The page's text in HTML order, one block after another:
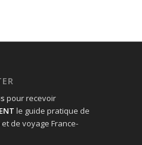
pour recevoir
le guide pratique de
de voyage France-